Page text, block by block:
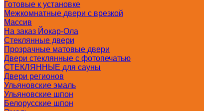
Готовые к установке
Межкомнатные двери с врезкой
Массив
На заказ Йокар-Ола
Стеклянные двери
Прозрачные матовые двери
Двери стеклянные с фотопечатью
СТЕКЛЯННЫЕ для сауны
Двери регионов
Ульяновские эмаль
Ульяновские шпон
Белорусские шпон